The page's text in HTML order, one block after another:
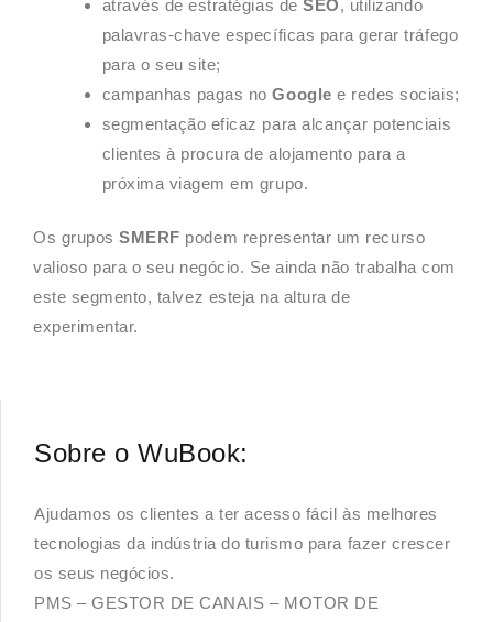
através de estratégias deSEO, utilizando
palavras-chave específicas para gerar tráfego
para o seu site;
campanhas pagas noGoogle e redes sociais;
segmentação eficaz para alcançar potenciais
clientes à procura de alojamento para a
próxima viagem em grupo.
Os gruposSMERF podem representar um recurso
valioso para o seu negócio. Se ainda não trabalha com
este segmento, talvez esteja na altura de
experimentar.
Sobre o WuBook:
Ajudamos os clientes a ter acesso fácil às melhores
tecnologias da indústria do turismo para fazer crescer
os seus negócios.
PMS – GESTOR DE CANAIS – MOTOR DE